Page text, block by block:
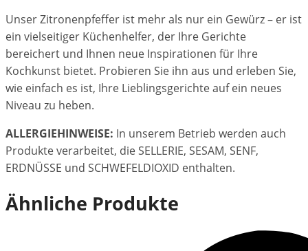
Unser Zitronenpfeffer ist mehr als nur ein Gewürz – er ist
ein vielseitiger Küchenhelfer, der Ihre Gerichte
bereichert und Ihnen neue Inspirationen für Ihre
Kochkunst bietet. Probieren Sie ihn aus und erleben Sie,
wie einfach es ist, Ihre Lieblingsgerichte auf ein neues
Niveau zu heben.
ALLERGIEHINWEISE: In unserem Betrieb werden auch
Produkte verarbeitet, die SELLERIE, SESAM, SENF,
ERDNÜSSE und SCHWEFELDIOXID enthalten.
Ähnliche Produkte